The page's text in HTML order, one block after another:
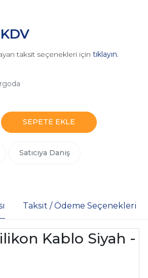
taksit seçenekleri için tıklayın.
SEPETE EKLE
Satıcıya Danış
Taksit / Ödeme Seçenekleri
Kablo Siyah -